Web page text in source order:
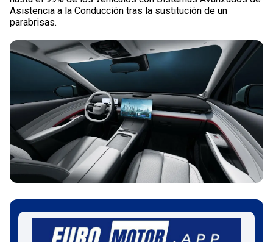
Asistencia a la Conducción tras la sustitución de un
parabrisas.